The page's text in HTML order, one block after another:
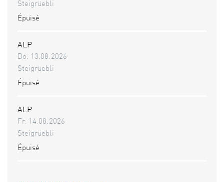
Steigrüebli
Épuisé
ALP
Do. 13.08.2026
Steigrüebli
Épuisé
ALP
Fr. 14.08.2026
Steigrüebli
Épuisé